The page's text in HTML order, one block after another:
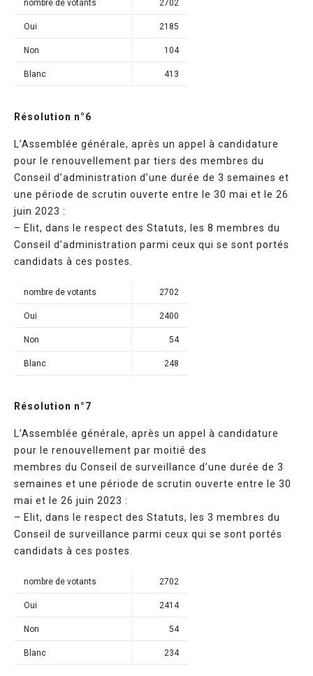
nombre de votants 2702
Oui 2185
Non 104
Blanc 413
Résolution n°6
L’Assemblée générale, après un appel à candidature
pour le renouvellement par tiers des membres du
Conseil d’administration d’une durée de 3 semaines et
une période de scrutin ouverte entre le 30 mai et le 26
juin 2023 :
– Elit, dans le respect des Statuts, les 8 membres du
Conseil d’administration parmi ceux qui se sont portés
candidats à ces postes.
nombre de votants 2702
Oui 2400
Non 54
Blanc 248
Résolution n°7
L’Assemblée générale, après un appel à candidature
pour le renouvellement par moitié des
membres du Conseil de surveillance d’une durée de 3
semaines et une période de scrutin ouverte entre le 30
mai et le 26 juin 2023 :
– Elit, dans le respect des Statuts, les 3 membres du
Conseil de surveillance parmi ceux qui se sont portés
candidats à ces postes.
nombre de votants 2702
Oui 2414
Non 54
Blanc 234